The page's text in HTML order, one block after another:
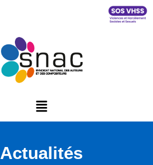
Actualités